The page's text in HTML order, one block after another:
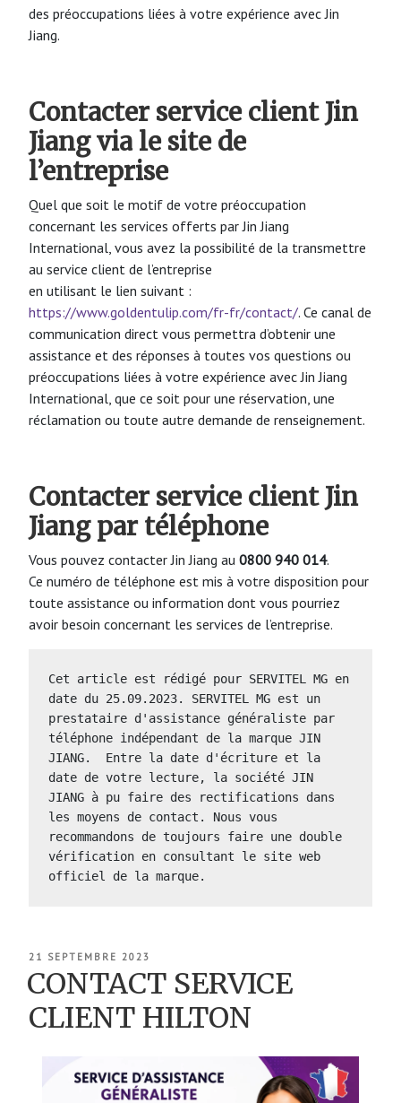
des préoccupations liées à votre expérience avec Jin
Jiang.
Contacter service client Jin
Jiang via le site de
l’entreprise
Quel que soit le motif de votre préoccupation
concernant les services offerts par Jin Jiang
International, vous avez la possibilité de la transmettre
au service client de l’entreprise
en utilisant le lien suivant :
https://www.goldentulip.com/fr-fr/contact/. Ce canal de
communication direct vous permettra d’obtenir une
assistance et des réponses à toutes vos questions ou
préoccupations liées à votre expérience avec Jin Jiang
International, que ce soit pour une réservation, une
réclamation ou toute autre demande de renseignement.
Contacter service client Jin
Jiang par téléphone
Vous pouvez contacter Jin Jiang au 0800 940 014.
Ce numéro de téléphone est mis à votre disposition pour
toute assistance ou information dont vous pourriez
avoir besoin concernant les services de l’entreprise.
Cet article est rédigé pour SERVITEL MG en
date du 25.09.2023. SERVITEL MG est un
prestataire d'assistance généraliste par
téléphone indépendant de la marque JIN
JIANG.  Entre la date d'écriture et la
date de votre lecture, la société JIN
JIANG à pu faire des rectifications dans
les moyens de contact. Nous vous
recommandons de toujours faire une double
vérification en consultant le site web
officiel de la marque.
PUBLIÉ
LE
21 SEPTEMBRE 2023
CONTACT SERVICE
CLIENT HILTON